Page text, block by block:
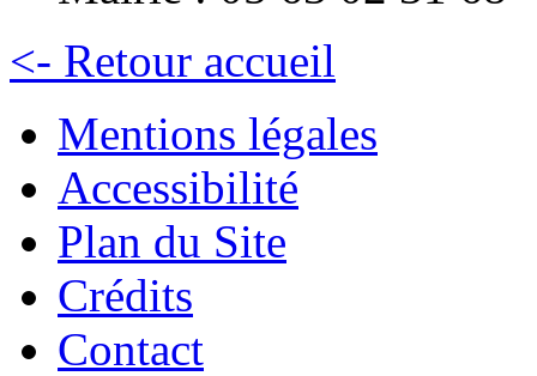
<- Retour accueil
Mentions légales
Accessibilité
Plan du Site
Crédits
Contact